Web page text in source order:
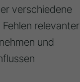
verschiedene
relevanter
und